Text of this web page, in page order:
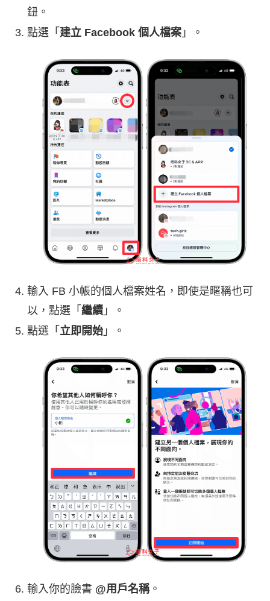
鈕。
點選「 建立 Facebook 個人檔案 」。
輸入 FB 小帳的個人檔案姓名，即使是暱稱也可
以，點選「 繼續 」。
點選「 立即開始 」。
輸入你的臉書 @用戶名稱。